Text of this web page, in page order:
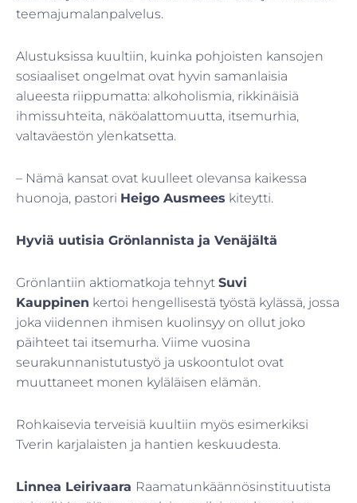
teemajumalanpalvelus.
Alustuksissa kuultiin, kuinka pohjoisten kansojen
sosiaaliset ongelmat ovat hyvin samanlaisia
alueesta riippumatta: alkoholismia, rikkinäisiä
ihmissuhteita, näköalattomuutta, itsemurhia,
valtaväestön ylenkatsetta.
– Nämä kansat ovat kuulleet olevansa kaikessa
huonoja, pastori Heigo Ausmees kiteytti.
Hyviä uutisia Grönlannista ja Venäjältä
Grönlantiin aktiomatkoja tehnyt Suvi
Kauppinen kertoi hengellisestä työstä kylässä, jossa
joka viidennen ihmisen kuolinsyy on ollut joko
päihteet tai itsemurha. Viime vuosina
seurakunnanistutustyö ja uskoontulot ovat
muuttaneet monen kyläläisen elämän.
Rohkaisevia terveisiä kuultiin myös esimerkiksi
Tverin karjalaisten ja hantien keskuudesta.
Linnea Leirivaara Raamatunkäännösinstituutista